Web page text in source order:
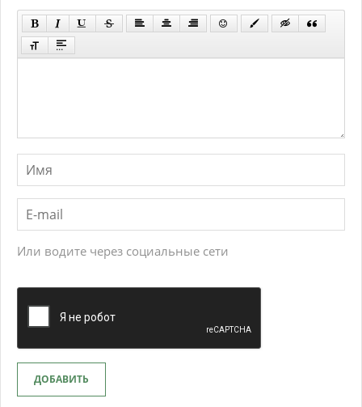
Или водите через социальные сети
ДОБАВИТЬ